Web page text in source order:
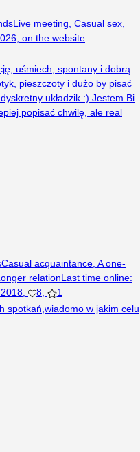
Live meeting Casual sex
on the website
uśmiech, spontany i dobrą
pieszczoty i dużo by pisać
układzik :) Jestem Bi
popisać chwilę, ale real
Casual acquaintance, A one-
relationLast time online:
, 8,
1
spotkań,wiadomo w jakim celu